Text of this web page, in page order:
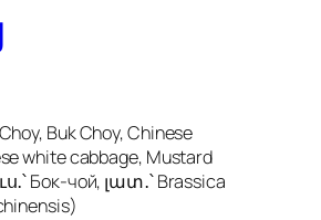
Buk Choy, Chinese
white cabbage, Mustard
Бок-чой, լատ․՝ Brassica